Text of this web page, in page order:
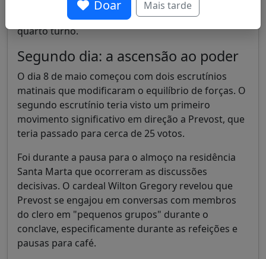
para Prevost e favorecendo sua eleição já no
quarto turno.
Segundo dia: a ascensão ao poder
O dia 8 de maio começou com dois escrutínios
matinais que modificaram o equilíbrio de forças. O
segundo escrutínio teria visto um primeiro
movimento significativo em direção a Prevost, que
teria passado para cerca de 25 votos.
Foi durante a pausa para o almoço na residência
Santa Marta que ocorreram as discussões
decisivas. O cardeal Wilton Gregory revelou que
Prevost se engajou em conversas com membros
do clero em "pequenos grupos" durante o
conclave, especificamente durante as refeições e
pausas para café.
Doar Mais tarde